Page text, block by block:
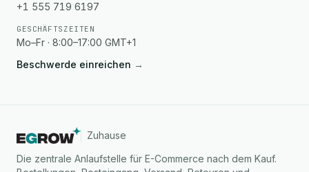
+1 555 719 6197
GESCHÄFTSZEITEN
Mo–Fr · 8:00–17:00 GMT+1
Beschwerde einreichen →
Zuhause
Die zentrale Anlaufstelle für E-Commerce nach dem Kauf.